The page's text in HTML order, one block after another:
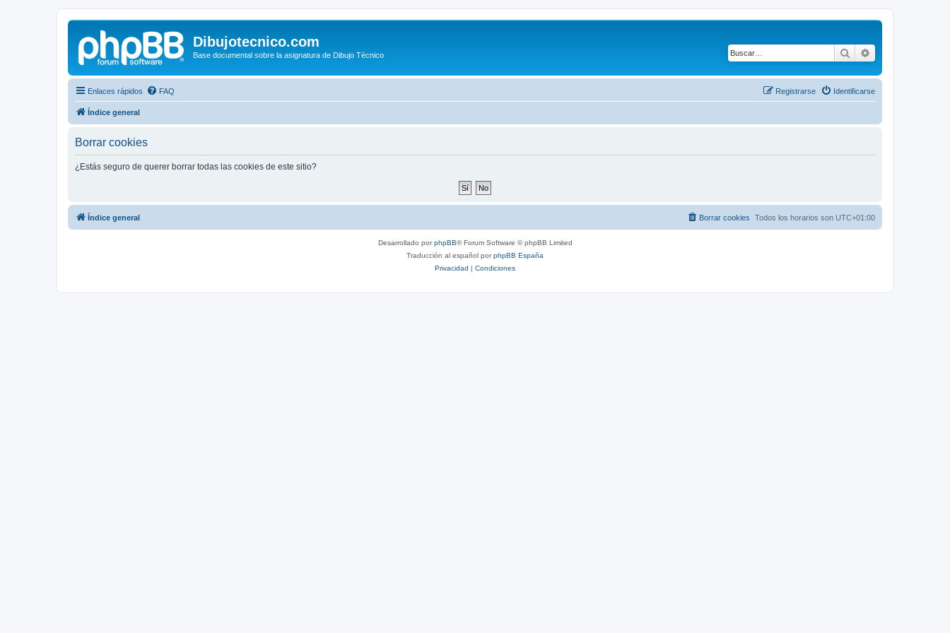
Dibujotecnico.com
Base documental sobre la asignatura de Dibujo Técnico Buscar
Enlaces rápidos FAQ Identificarse
Registrarse
Índice general
Borrar cookies
¿Estás seguro de querer borrar todas las cookies de este sitio?
Índice general Todos los horarios son UTC+01:00
Borrar cookies
Desarrollado porphpBB® Forum Software © phpBB Limited
Traducción al español porphpBB España
Privacidad | Condiciones